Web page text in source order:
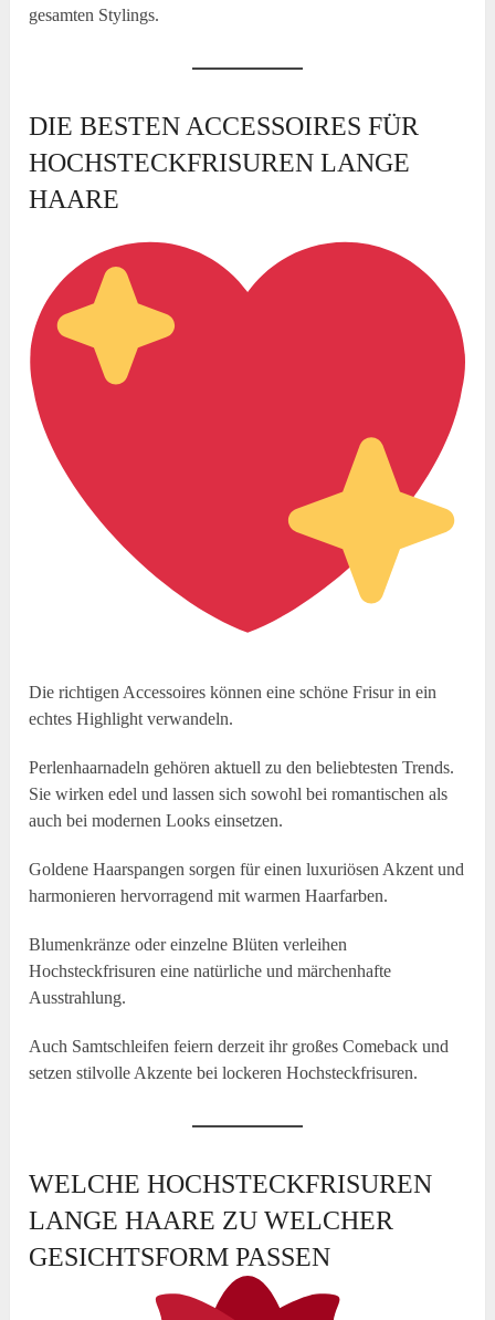
gesamten Stylings.
DIE BESTEN ACCESSOIRES FÜR
HOCHSTECKFRISUREN LANGE
HAARE
Die richtigen Accessoires können eine schöne Frisur in ein
echtes Highlight verwandeln.
Perlenhaarnadeln gehören aktuell zu den beliebtesten Trends.
Sie wirken edel und lassen sich sowohl bei romantischen als
auch bei modernen Looks einsetzen.
Goldene Haarspangen sorgen für einen luxuriösen Akzent und
harmonieren hervorragend mit warmen Haarfarben.
Blumenkränze oder einzelne Blüten verleihen
Hochsteckfrisuren eine natürliche und märchenhafte
Ausstrahlung.
Auch Samtschleifen feiern derzeit ihr großes Comeback und
setzen stilvolle Akzente bei lockeren Hochsteckfrisuren.
WELCHE HOCHSTECKFRISUREN
LANGE HAARE ZU WELCHER
GESICHTSFORM PASSEN